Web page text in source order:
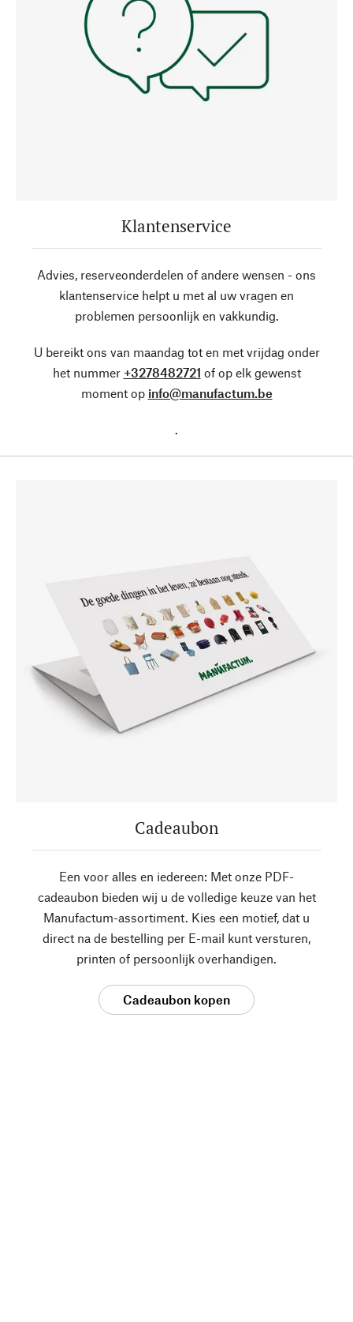
Klantenservice
Advies, reserveonderdelen of andere wensen - ons
klantenservice helpt u met al uw vragen en
problemen persoonlijk en vakkundig.
U bereikt ons van maandag tot en met vrijdag onder
het nummer +3278482721 of op elk gewenst
moment op info@manufactum.be
.
Cadeaubon
Een voor alles en iedereen: Met onze PDF-
cadeaubon bieden wij u de volledige keuze van het
Manufactum-assortiment. Kies een motief, dat u
direct na de bestelling per E-mail kunt versturen,
printen of persoonlijk overhandigen.
Cadeaubon kopen